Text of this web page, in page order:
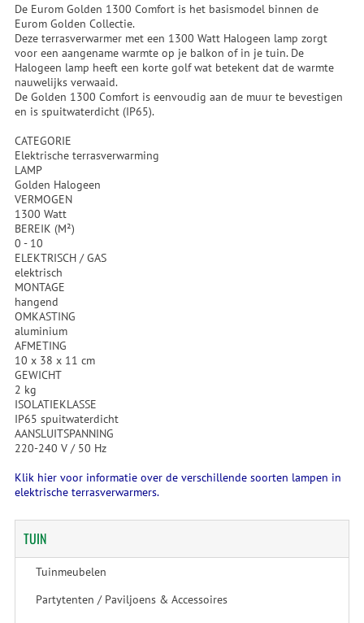
De Eurom Golden 1300 Comfort is het basismodel binnen de
Eurom Golden Collectie.
Deze terrasverwarmer met een 1300 Watt Halogeen lamp zorgt
voor een aangename warmte op je balkon of in je tuin. De
Halogeen lamp heeft een korte golf wat betekent dat de warmte
nauwelijks verwaaid.
De Golden 1300 Comfort is eenvoudig aan de muur te bevestigen
en is spuitwaterdicht (IP65).
CATEGORIE
Elektrische terrasverwarming
LAMP
Golden Halogeen
VERMOGEN
1300 Watt
BEREIK (M²)
0 - 10
ELEKTRISCH / GAS
elektrisch
MONTAGE
hangend
OMKASTING
aluminium
AFMETING
10 x 38 x 11 cm
GEWICHT
2 kg
ISOLATIEKLASSE
IP65 spuitwaterdicht
AANSLUITSPANNING
220-240 V / 50 Hz
Klik hier voor informatie over de verschillende soorten lampen in
elektrische terrasverwarmers.
TUIN
Tuinmeubelen
Partytenten / Paviljoens & Accessoires